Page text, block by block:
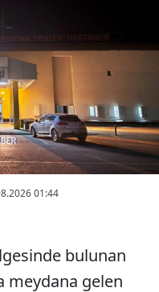
01:44
bulunan
meydana gelen